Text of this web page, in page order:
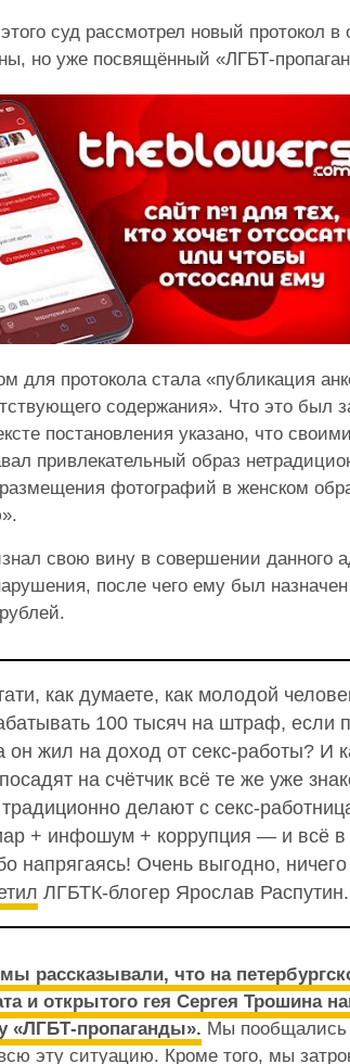
суд рассмотрел новый протокол в
но уже посвящённый «ЛГБТ-
для протокола стала «публикация
содержания». Что это был
постановления указано, что
привлекательный образ
фотографий в женском
свою вину в совершении данного
после чего ему был
как думаете, как молодой
100 тысяч на штраф, если
он жил на доход от секс-работы? И
на счётчик всё те же уже
делают с секс-
+ инфошум + коррупция — и всё в
напрягаясь! Очень выгодно,
ЛГБТК-блогер Ярослав Распутин.
рассказывали, что на
и открытого гея Сергея Трошина
«ЛГБТ-пропаганды». Мы пообщались
эту ситуацию. Кроме того, мы